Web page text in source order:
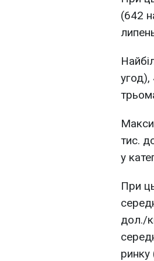
(642
угод),
тис.
у
При
дол./